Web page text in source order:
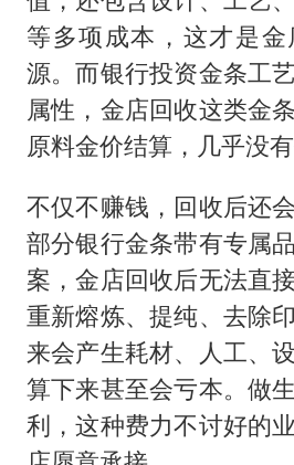
等多项成本，这才是
源。而银行投资金条工
属性，金店回收这类金
原料金价结算，几乎没
不仅不赚钱，回收后还
部分银行金条带有专属
案，金店回收后无法直
重新熔炼、提纯、去除
来会产生耗材、人工、
算下来甚至会亏本。做
利，这种费力不讨好的